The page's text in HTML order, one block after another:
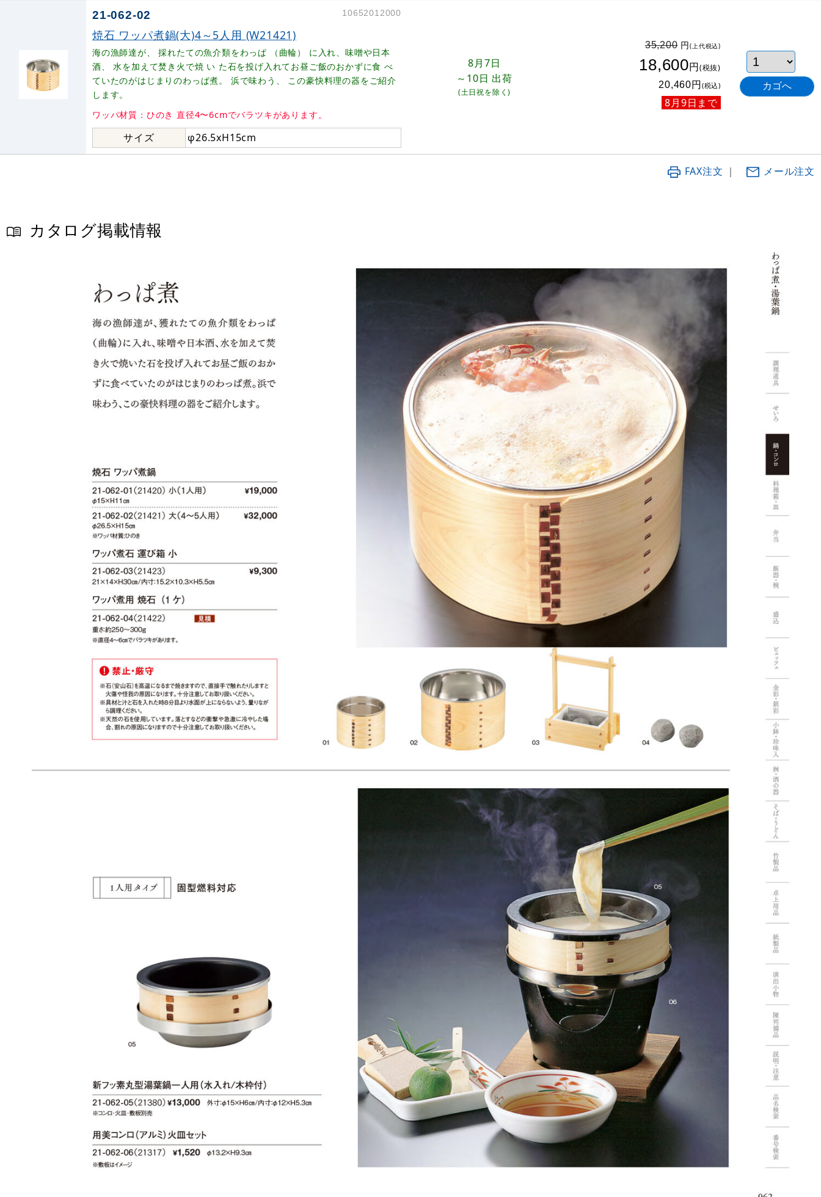
21-062-02 10652012000
焼石 ワッパ煮鍋(大)4～5人用 (W21421)
海の漁師達が、 採れたての魚介類をわっぱ （曲輪） に入れ、味噌や日本
酒、 水を加えて焚き火で焼 い た石を投げ入れてお昼ご飯のおかずに食 べ
ていたのがはじまりのわっぱ煮。 浜で味わう、 この豪快料理の器をご紹介
します。
ワッパ材質：ひのき 直径4〜6cmでバラツキがあります。
サイズ φ26.5xH15cm
8月7日
～10日 出荷
(土日祝を除く)
35,200円(上代税込)
18,600円(税抜)
20,460円(税込)
8月9日まで
FAX注文 ｜ メール注文
カタログ掲載情報